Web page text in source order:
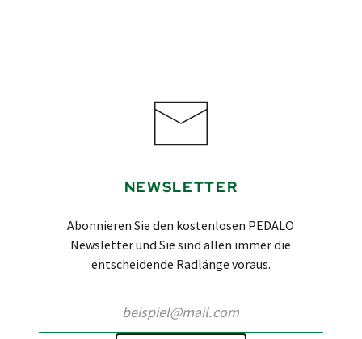
NEWSLETTER
Abonnieren Sie den kostenlosen PEDALO
Newsletter und Sie sind allen immer die
entscheidende Radlänge voraus.